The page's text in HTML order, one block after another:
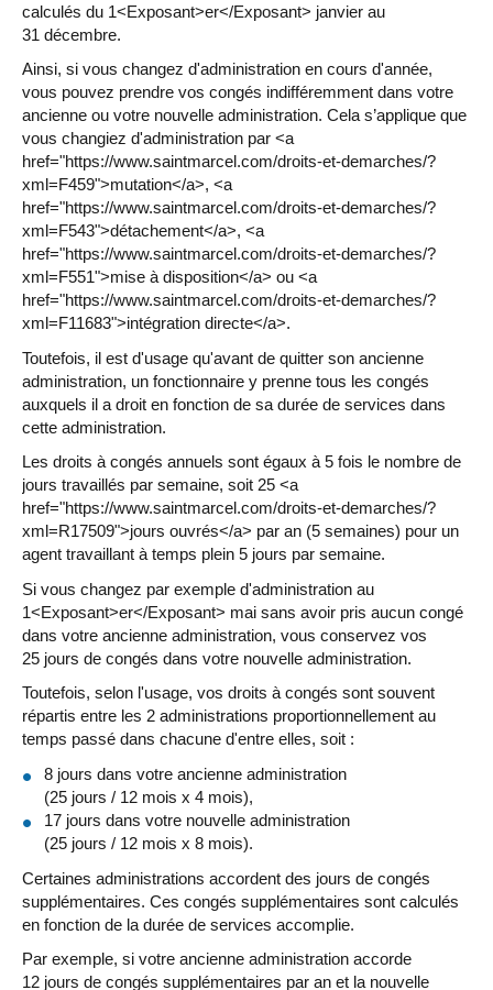
calculés du 1<Exposant>er</Exposant> janvier au
31 décembre.
Ainsi, si vous changez d'administration en cours d'année,
vous pouvez prendre vos congés indifféremment dans votre
ancienne ou votre nouvelle administration. Cela s’applique que
vous changiez d'administration par <a
href="https://www.saintmarcel.com/droits-et-demarches/?
xml=F459">mutation</a>, <a
href="https://www.saintmarcel.com/droits-et-demarches/?
xml=F543">détachement</a>, <a
href="https://www.saintmarcel.com/droits-et-demarches/?
xml=F551">mise à disposition</a> ou <a
href="https://www.saintmarcel.com/droits-et-demarches/?
xml=F11683">intégration directe</a>.
Toutefois, il est d'usage qu'avant de quitter son ancienne
administration, un fonctionnaire y prenne tous les congés
auxquels il a droit en fonction de sa durée de services dans
cette administration.
Les droits à congés annuels sont égaux à 5 fois le nombre de
jours travaillés par semaine, soit 25 <a
href="https://www.saintmarcel.com/droits-et-demarches/?
xml=R17509">jours ouvrés</a> par an (5 semaines) pour un
agent travaillant à temps plein 5 jours par semaine.
Si vous changez par exemple d'administration au
1<Exposant>er</Exposant> mai sans avoir pris aucun congé
dans votre ancienne administration, vous conservez vos
25 jours de congés dans votre nouvelle administration.
Toutefois, selon l'usage, vos droits à congés sont souvent
répartis entre les 2 administrations proportionnellement au
temps passé dans chacune d'entre elles, soit :
8 jours dans votre ancienne administration
(25 jours / 12 mois x 4 mois),
17 jours dans votre nouvelle administration
(25 jours / 12 mois x 8 mois).
Certaines administrations accordent des jours de congés
supplémentaires. Ces congés supplémentaires sont calculés
en fonction de la durée de services accomplie.
Par exemple, si votre ancienne administration accorde
12 jours de congés supplémentaires par an et la nouvelle